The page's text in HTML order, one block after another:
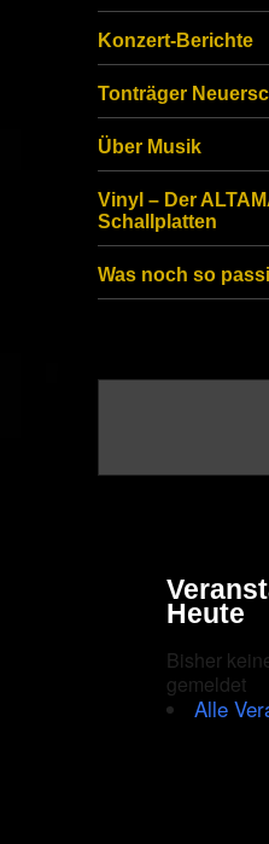
Konzert-Berichte
Tonträger
Über Musik
Vinyl – Der
Schallplatten
Was noch so
Heute
Bisher
gemeldet
Alle